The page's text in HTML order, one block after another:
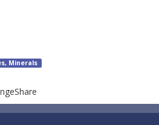
Minerals